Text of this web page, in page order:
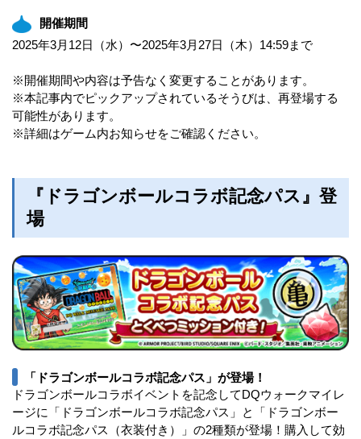
開催期間
2025年3月12日（水）〜2025年3月27日（木）14:59まで
※開催期間や内容は予告なく変更することがあります。
※本記事内でピックアップされているそうびは、再登場する
可能性があります。
※詳細はゲーム内お知らせをご確認ください。
『ドラゴンボールコラボ記念パス』登
場
「ドラゴンボールコラボ記念パス」が登場！
ドラゴンボールコラボイベントを記念してDQウォークマイレ
ージに「ドラゴンボールコラボ記念パス」と「ドラゴンボー
ルコラボ記念パス（衣装付き）」の2種類が登場！購入して効